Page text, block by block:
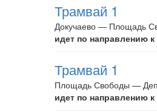
Трамвай 1
Докучаево — Площадь
идет по направлению к
Трамвай 1
Площадь Свободы —
идет по направлению к